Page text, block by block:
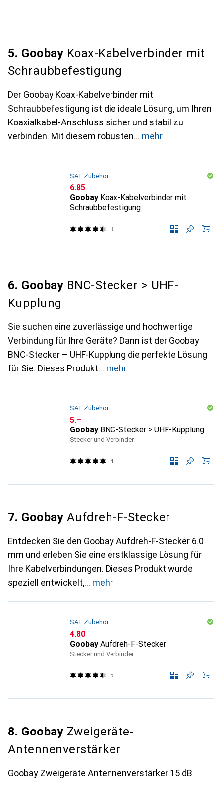
5. Goobay Koax-Kabelverbinder mit
Schraubbefestigung
Der Goobay Koax-Kabelverbinder mit
Schraubbefestigung ist die ideale Lösung, um Ihren
Koaxialkabel-Anschluss sicher und stabil zu
verbinden. Mit diesem robusten
mehr
SAT Zubehör
CHF
6.85
Goobay Koax-Kabelverbinder mit
Schraubbefestigung
3
6. Goobay BNC-Stecker > UHF-
Kupplung
Sie suchen eine zuverlässige und hochwertige
Verbindung für Ihre Geräte? Dann ist der Goobay
BNC-Stecker – UHF-Kupplung die perfekte Lösung
für Sie. Dieses Produkt
mehr
SAT Zubehör
CHF
5.–
Goobay BNC-Stecker > UHF-Kupplung
Stecker und Verbinder
4
7. Goobay Aufdreh-F-Stecker
Entdecken Sie den Goobay Aufdreh-F-Stecker 6.0
mm und erleben Sie eine erstklassige Lösung für
Ihre Kabelverbindungen. Dieses Produkt wurde
speziell entwickelt,
mehr
SAT Zubehör
CHF
4.80
Goobay Aufdreh-F-Stecker
Stecker und Verbinder
5
8. Goobay Zweigeräte-
Antennenverstärker
Goobay Zweigeräte Antennenverstärker 15 dB